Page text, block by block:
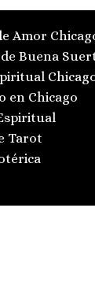
Amor
Buena
en Chicago
Tarot